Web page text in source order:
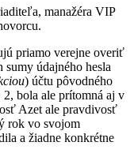
manažéra VIP
priamo verejne overiť
sumy údajného hesla
) účtu pôvodného
bola ale prítomná aj v
Azet ale pravdivosť
rok vo svojom
a žiadne konkrétne